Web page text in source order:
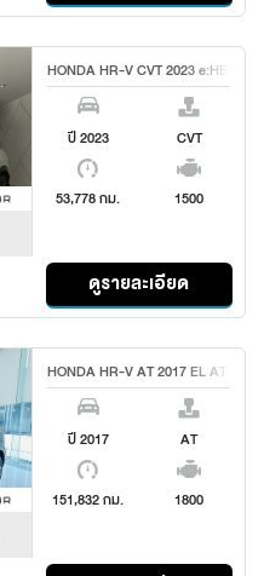
HONDA HR-V CVT 2023 e:HEV RS
ปี 2023 CVT
53,778 กม. 1500
ดูรายละเอียด
HONDA HR-V AT 2017 EL AT
ปี 2017 AT
151,832 กม. 1800